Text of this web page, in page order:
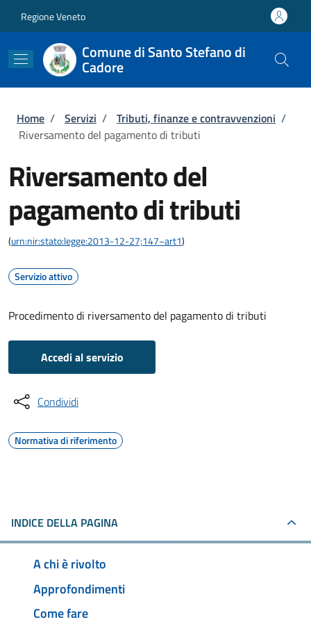
Regione Veneto
Comune di Santo Stefano di
Cadore
Briciole di pane
Home / Servizi / Tributi, finanze e contravvenzioni /
Riversamento del pagamento di tributi
Riversamento del
pagamento di tributi
(urn:nir:stato:legge:2013-12-27;147~art1)
Servizio attivo
Procedimento di riversamento del pagamento di tributi
Accedi al servizio
Condividi
Normativa di riferimento
INDICE DELLA PAGINA
A chi è rivolto
Approfondimenti
Come fare